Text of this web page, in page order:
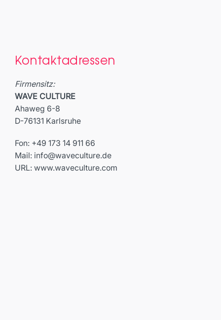
Kontaktadressen
Firmensitz:
WAVE CULTURE
Ahaweg 6-8
D-76131 Karlsruhe
Fon: +49 173 14 911 66
Mail: info@waveculture.de
URL: www.waveculture.com